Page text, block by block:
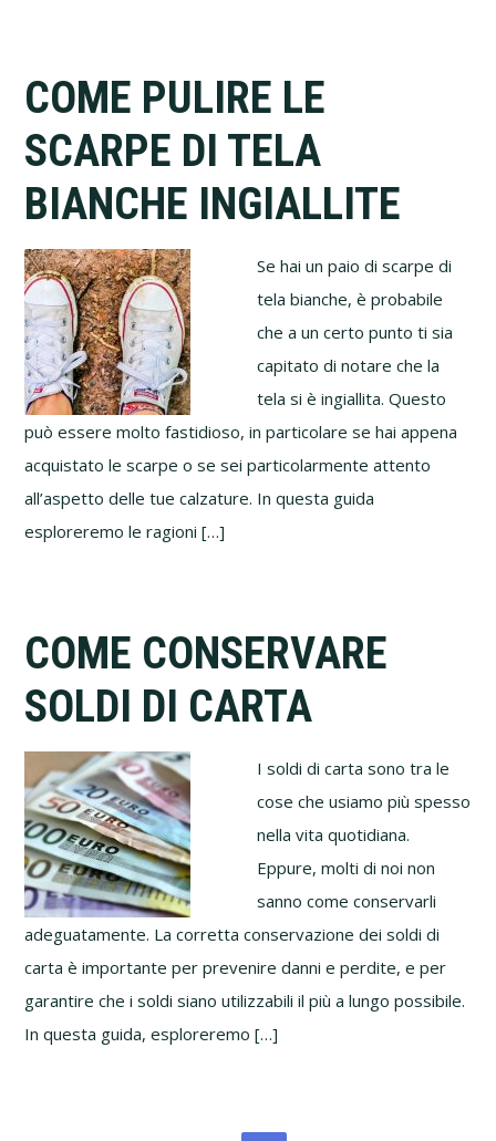
COME PULIRE LE
SCARPE DI TELA
BIANCHE INGIALLITE
Se hai un paio di scarpe di
tela bianche, è probabile
che a un certo punto ti sia
capitato di notare che la
tela si è ingiallita. Questo
può essere molto fastidioso, in particolare se hai appena
acquistato le scarpe o se sei particolarmente attento
all’aspetto delle tue calzature. In questa guida
esploreremo le ragioni […]
COME CONSERVARE
SOLDI DI CARTA
I soldi di carta sono tra le
cose che usiamo più spesso
nella vita quotidiana.
Eppure, molti di noi non
sanno come conservarli
adeguatamente. La corretta conservazione dei soldi di
carta è importante per prevenire danni e perdite, e per
garantire che i soldi siano utilizzabili il più a lungo possibile.
In questa guida, esploreremo […]